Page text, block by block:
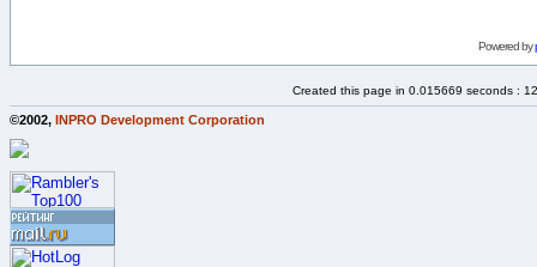
Powered by
Created this page in 0.015669 seconds :
©2002, INPRO Development Corporation